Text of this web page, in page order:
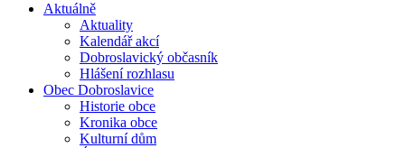
Aktuálně
Aktuality
Kalendář akcí
Dobroslavický občasník
Hlášení rozhlasu
Obec Dobroslavice
Historie obce
Kronika obce
Kulturní dům